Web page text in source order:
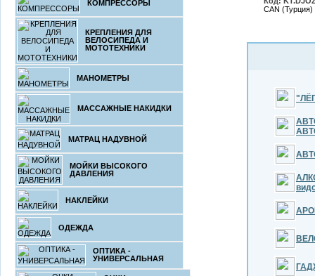
КОМПРЕССОРЫ
КРЕПЛЕНИЯ ДЛЯ
ВЕЛОСИПЕДА И
МОТОТЕХНИКИ
МАНОМЕТРЫ
МАССАЖНЫЕ НАКИДКИ
МАТРАЦ НАДУВНОЙ
МОЙКИ ВЫСОКОГО
ДАВЛЕНИЯ
НАКЛЕЙКИ
ОДЕЖДА
ОПТИКА -
УНИВЕРСАЛЬНАЯ
CAN (Турция)